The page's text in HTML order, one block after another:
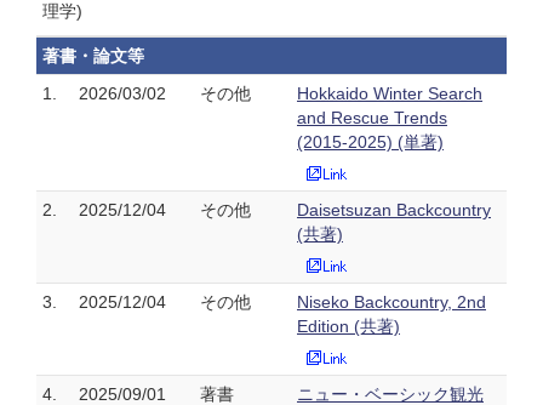
理学)
著書・論文等
1.
2026/03/02 その他
Hokkaido Winter Search
and Rescue Trends
(2015-2025) (単著)
2. 2025/12/04 その他
Daisetsuzan Backcountry
(共著)
3. 2025/12/04 その他
Niseko Backcountry, 2nd
Edition (共著)
4. 2025/09/01 著書
ニュー・ベーシック観光